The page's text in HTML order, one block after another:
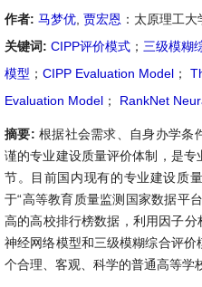
作者: 马梦优 贾宏恩 ：太原理工
关键词: CIPP评价模式 ； 三级模糊
模型 ； CIPP Evaluation Model ；
Evaluation Model ； RankNet
摘要: 根据社会需求、自身办学条
谨的专业建设质量评价体制，是
节。目前国内现有的专业建设质
于“高等教育质量监测国家数据平
高的高校排行榜数据，利用因子
神经网络模型和三级模糊综合评
个合理、客观、科学的普通高等学